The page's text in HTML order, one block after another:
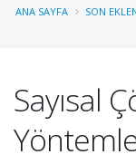
ANA SAYFA SON
Sayısal